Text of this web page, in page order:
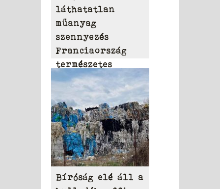
láthatatlan
műanyag
szennyezés
Franciaország
természetes
vizeiben
Bíróság elé áll a